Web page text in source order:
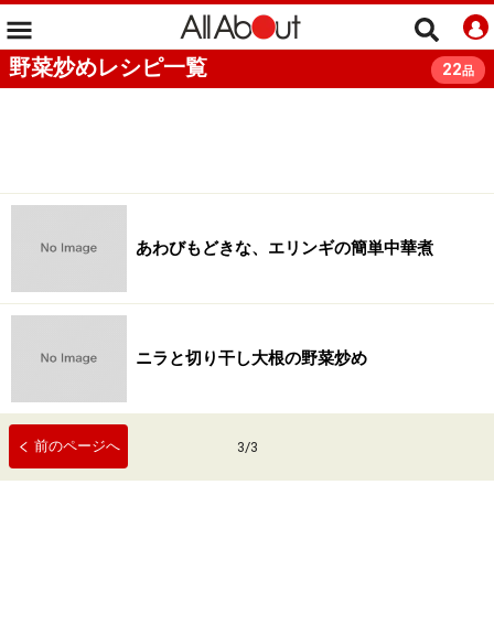
野菜炒めレシピ一覧 22品
あわびもどきな、エリンギの簡単中華煮
ニラと切り干し大根の野菜炒め
前のページへ 3/3